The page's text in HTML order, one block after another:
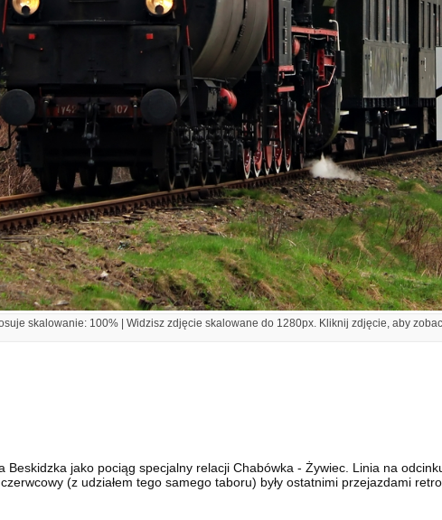
skalowanie: 100% | Widzisz zdjęcie skalowane do 1280px. Kliknij zdjęcie, aby
Beskidzka jako pociąg specjalny relacji Chabówka - Żywiec. Linia na
(z udziałem tego samego taboru) były ostatnimi przejazdami